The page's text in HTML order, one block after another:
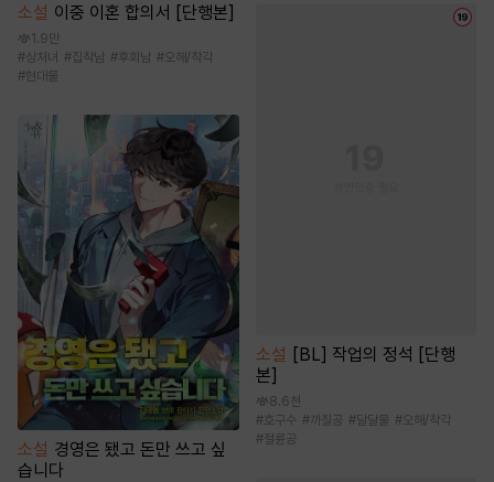
소설 이중 이혼 합의서 [단행본]
1.9만
#상처녀 #집착남 #후회남 #오해/착각
#현대물
소설 경영은 됐고 돈만 쓰고 싶
습니다
소설 [BL] 작업의 정석 [단행
본]
8.6천
#호구수 #까칠공 #달달물 #오해/착각
#절륜공